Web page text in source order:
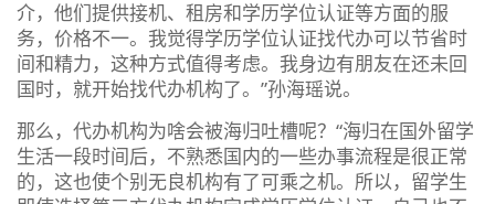
介，他们提供接机、租房和学历学位认证等方面的服
务，价格不一。我觉得学历学位认证找代办可以节省时
间和精力，这种方式值得考虑。我身边有朋友在还未回
国时，就开始找代办机构了。”孙海瑶说。
那么，代办机构为啥会被海归吐槽呢？“海归在国外留学
生活一段时间后，不熟悉国内的一些办事流程是很正常
的，这也使个别无良机构有了可乘之机。所以，留学生